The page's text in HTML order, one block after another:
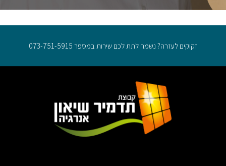
זקוקים לעזרה? נשמח לתת לכם שירות במספר 073-751-5915